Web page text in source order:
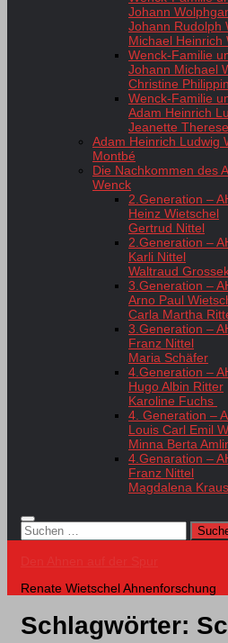
Johann
Johann Rudolph
Michael Heinrich
Wenck-Familie
Johann Michael
Christine
Wenck-Familie
Adam Heinrich
Jeanette
Adam Heinrich Ludwig
Montbé
Die Nachkommen des
Wenck
2.Generation –
Heinz Wietschel
Gertrud Nittel
2.Generation –
Karli Nittel
Waltraud
3.Generation –
Arno Paul
Carla Martha
3.Generation –
Franz Nittel
Maria Schäfer
4.Generation –
Hugo Albin Ritter
Karoline Fuchs
4. Generation –
Louis Carl Emil
Minna Berta
4.Genaration –
Franz Nittel
Magdalena
Suchen
nach:
Renate Wietschel Ahnenforschung
Schlagwörter: